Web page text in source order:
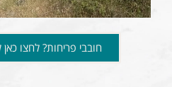
חובבי פריחות? לחצו